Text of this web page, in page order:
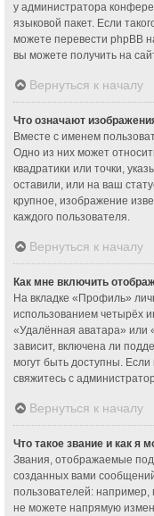
у администратора
языковой пакет. Если
можете перевести phpBB
вы можете получить на
Вернуться к началу
Что означают
Вместе с именем
Одно из них может
квадратики или точки,
оставили, или на ваш
крупное, изображение
каждого пользователя.
Вернуться к началу
Как мне включить
На вкладке «Профиль»
использованием четырёх
«Удалённая аватара» или
зависит, включена ли
могут быть доступны.
свяжитесь с
Вернуться к началу
Что такое звание и как я
Звания, отображаемые
созданных вами
пользователей:
не можете напрямую